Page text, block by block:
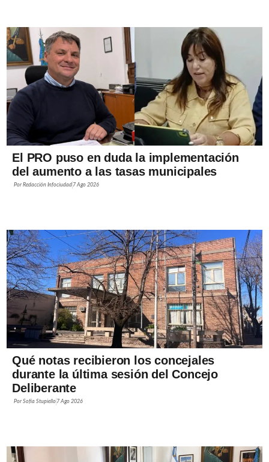
El PRO puso en duda la implementación
del aumento a las tasas municipales
PorRedacción Infociudad 7 Ago 2026
Qué notas recibieron los concejales
durante la última sesión del Concejo
Deliberante
PorSofía Stupiello 7 Ago 2026